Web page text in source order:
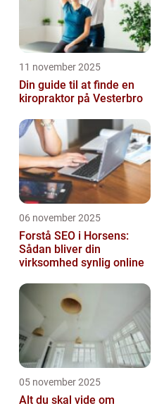
11 november 2025
Din guide til at finde en
kiropraktor på Vesterbro
06 november 2025
Forstå SEO i Horsens:
Sådan bliver din
virksomhed synlig online
05 november 2025
Alt du skal vide om